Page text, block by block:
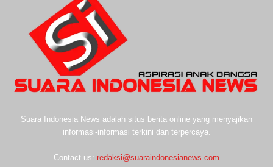
Suara Indonesia News adalah situs berita online yang menyajikan
informasi-informasi terkini dan terpercaya.
Contact us: redaksi@suaraindonesianews.com